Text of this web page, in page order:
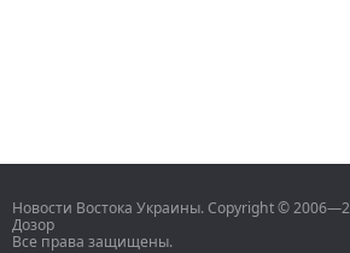
Новости Востока Украины. Copyright ©
Дозор
Все права защищены.